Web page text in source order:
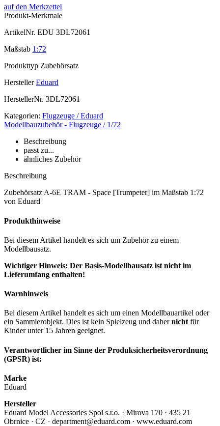
auf den Merkzettel
Produkt-Merkmale
ArtikelNr. EDU 3DL72061
Maßstab 1:72
Produkttyp Zubehörsatz
Hersteller Eduard
HerstellerNr. 3DL72061
Kategorien: Flugzeuge / Eduard
Modellbauzubehör - Flugzeuge / 1/72
Beschreibung
passt zu...
ähnliches Zubehör
Beschreibung
Zubehörsatz A-6E TRAM - Space [Trumpeter] im Maßstab 1:72
von Eduard
Produkthinweise
Bei diesem Artikel handelt es sich um Zubehör zu einem
Modellbausatz.
Wichtiger Hinweis: Der Basis-Modellbausatz ist nicht im
Lieferumfang enthalten!
Warnhinweis
Bei diesem Artikel handelt es sich um einen Modellbauartikel oder
ein Sammlerobjekt. Dies ist kein Spielzeug und dahernicht für
Kinder unter 15 Jahren geeignet.
Verantwortlicher im Sinne der Produksicherheitsverordnung
(GPSR) ist:
Marke
Eduard
Hersteller
Eduard Model Accessories Spol s.r.o. · Mirova 170 · 435 21
Obrnice · CZ · department@eduard.com · www.eduard.com